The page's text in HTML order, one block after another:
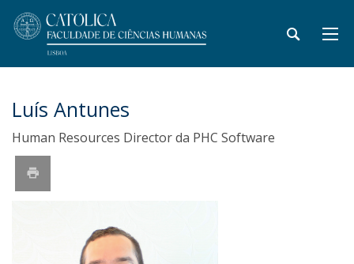
Luís Antunes
Human Resources Director da PHC Software